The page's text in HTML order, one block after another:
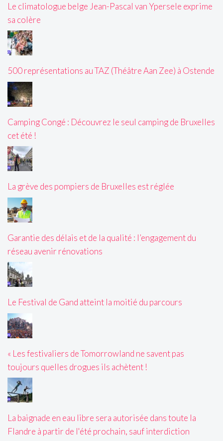
Le climatologue belge Jean-Pascal van Ypersele exprime
sa colère
500 représentations au TAZ (Théâtre Aan Zee) à Ostende
Camping Congé : Découvrez le seul camping de Bruxelles
cet été !
La grève des pompiers de Bruxelles est réglée
Garantie des délais et de la qualité : l’engagement du
réseau avenir rénovations
Le Festival de Gand atteint la moitié du parcours
« Les festivaliers de Tomorrowland ne savent pas
toujours quelles drogues ils achètent !
La baignade en eau libre sera autorisée dans toute la
Flandre à partir de l'été prochain, sauf interdiction